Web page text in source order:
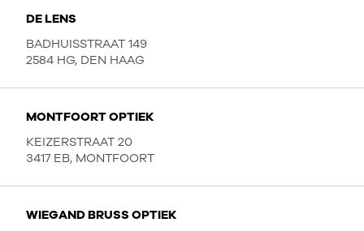
DE LENS
BADHUISSTRAAT 149
2584 HG, DEN HAAG
MONTFOORT OPTIEK
KEIZERSTRAAT 20
3417 EB, MONTFOORT
WIEGAND BRUSS OPTIEK